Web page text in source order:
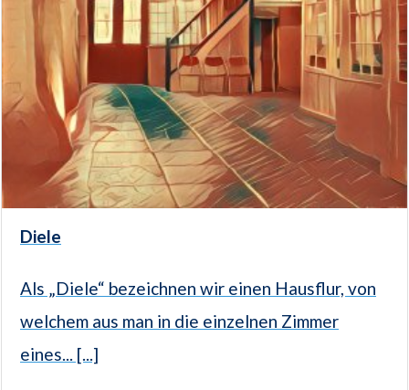
Diele
Als „Diele“ bezeichnen wir einen Hausflur, von
welchem aus man in die einzelnen Zimmer
eines... [...]